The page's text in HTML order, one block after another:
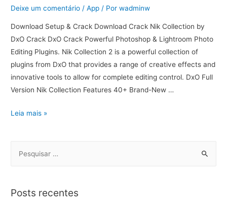
Deixe um comentário /App / Porwadminw
Download Setup & Crack Download Crack Nik Collection by
DxO Crack DxO Crack Powerful Photoshop & Lightroom Photo
Editing Plugins. Nik Collection 2 is a powerful collection of
plugins from DxO that provides a range of creative effects and
innovative tools to allow for complete editing control. DxO Full
Version Nik Collection Features 40+ Brand-New …
Leia mais »
Posts recentes